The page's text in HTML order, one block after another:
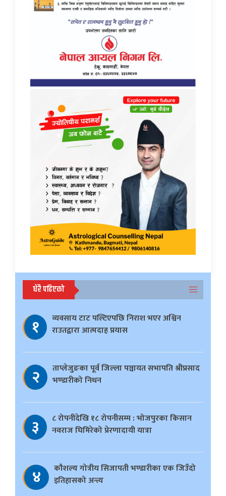
धेरै पढिएको
१
व्यवसाय टाट पल्टिएपछि निराश भएर अश्विन
राउतद्वारा आत्मदाह प्रयास
२
ताप्लेजुङका पूर्व जिल्ला पञ्चायत सभापति श्रीप्रसाद
भण्डारीको निधन
३
८ रोपनीदेखि १८ रोपनीसम्म : भोजपुरका किसान
नवराज घिमिरेको प्रेरणादायी यात्रा
४
काैशल्य गोत्रीय सिजापती भण्डारीका एक जिउँदो
इतिहासको अन्त्य